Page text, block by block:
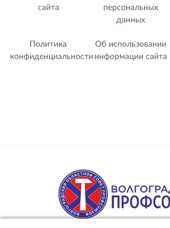
сайта
персональных
данных
Политика
конфиденциальности
Об использовании
информации сайта